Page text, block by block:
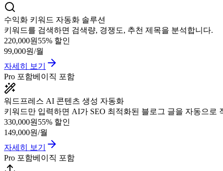
수익화 키워드 자동화 솔루션
키워드를 검색하면 검색량, 경쟁도, 추천 제목을 분석합니다.
220,000원 55% 할인
99,000원/월
자세히 보기
Pro 포함베이직 포함
워드프레스 AI 콘텐츠 생성 자동화
키워드만 입력하면 AI가 SEO 최적화된 블로그 글을 자동으로
330,000원 55% 할인
149,000원/월
자세히 보기
Pro 포함베이직 포함